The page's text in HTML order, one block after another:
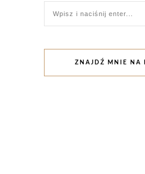
ZNAJDŹ MNIE NA